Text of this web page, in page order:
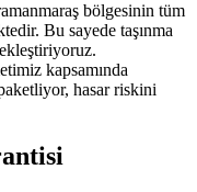
bölgesinin tüm
Bu sayede taşınma
kapsamında
hasar riskini